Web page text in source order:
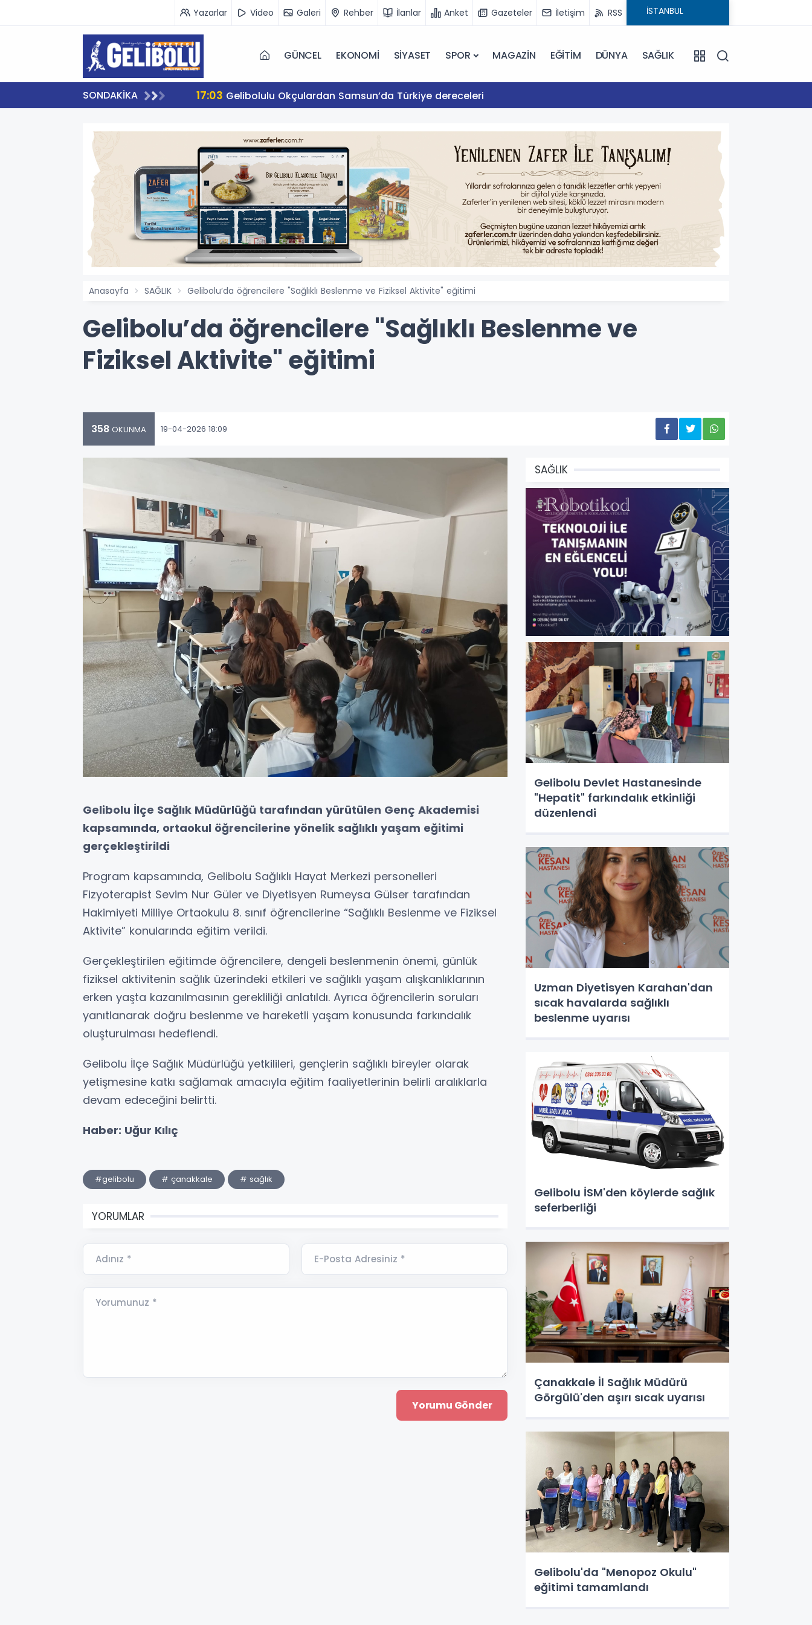
Yazarlar Video Galeri Rehber İlanlar Anket Gazeteler İletişim RSS
GÜNCEL EKONOMİ SİYASET SPOR MAGAZİN EĞİTİM DÜNYA SAĞLIK
SONDAKİKA 17:03 Gelibolulu Okçulardan Samsun’da Türkiye dereceleri
Anasayfa SAĞLIK Gelibolu’da öğrencilere "Sağlıklı Beslenme ve Fiziksel Aktivite" eğitimi
Gelibolu’da öğrencilere "Sağlıklı Beslenme ve
Fiziksel Aktivite" eğitimi
358 OKUNMA 19-04-2026 18:09
Gelibolu İlçe Sağlık Müdürlüğü tarafından yürütülen Genç Akademisi
kapsamında, ortaokul öğrencilerine yönelik sağlıklı yaşam eğitimi
gerçekleştirildi
Program kapsamında, Gelibolu Sağlıklı Hayat Merkezi personelleri
Fizyoterapist Sevim Nur Güler ve Diyetisyen Rumeysa Gülser tarafından
Hakimiyeti Milliye Ortaokulu 8. sınıf öğrencilerine “Sağlıklı Beslenme ve Fiziksel
Aktivite” konularında eğitim verildi.
Gerçekleştirilen eğitimde öğrencilere, dengeli beslenmenin önemi, günlük
fiziksel aktivitenin sağlık üzerindeki etkileri ve sağlıklı yaşam alışkanlıklarının
erken yaşta kazanılmasının gerekliliği anlatıldı. Ayrıca öğrencilerin soruları
yanıtlanarak doğru beslenme ve hareketli yaşam konusunda farkındalık
oluşturulması hedeflendi.
Gelibolu İlçe Sağlık Müdürlüğü yetkilileri, gençlerin sağlıklı bireyler olarak
yetişmesine katkı sağlamak amacıyla eğitim faaliyetlerinin belirli aralıklarla
devam edeceğini belirtti.
Haber: Uğur Kılıç
#gelibolu # çanakkale # sağlık
YORUMLAR
Adınız * E-Posta Adresiniz *
Yorumunuz *
SAĞLIK
Gelibolu Devlet Hastanesinde
"Hepatit" farkındalık etkinliği
düzenlendi
Uzman Diyetisyen Karahan'dan
sıcak havalarda sağlıklı
beslenme uyarısı
Gelibolu İSM'den köylerde sağlık
seferberliği
Çanakkale İl Sağlık Müdürü
Görgülü'den aşırı sıcak uyarısı
Gelibolu'da "Menopoz Okulu"
eğitimi tamamlandı